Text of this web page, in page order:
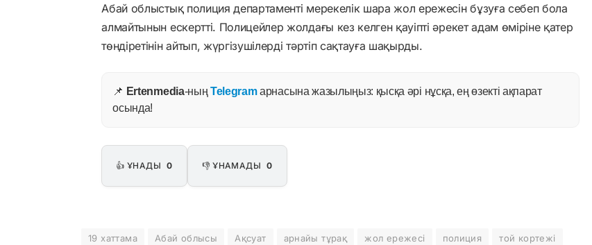
Абай облыстық полиция департаменті мерекелік шара жол ережесін бұзуға себеп бола
алмайтынын ескертті. Полицейлер жолдағы кез келген қауіпті әрекет адам өміріне қатер
төндіретінін айтып, жүргізушілерді тәртіп сақтауға шақырды.
📌 Ertenmedia-ның Telegramарнасына жазылыңыз: қысқа әрі нұсқа, ең өзекті ақпарат
осында!
👍 ҰНАДЫ 0 👎 ҰНАМАДЫ 0
19 хаттама Абай облысы Ақсуат арнайы тұрақ жол ережесі полиция той кортежі